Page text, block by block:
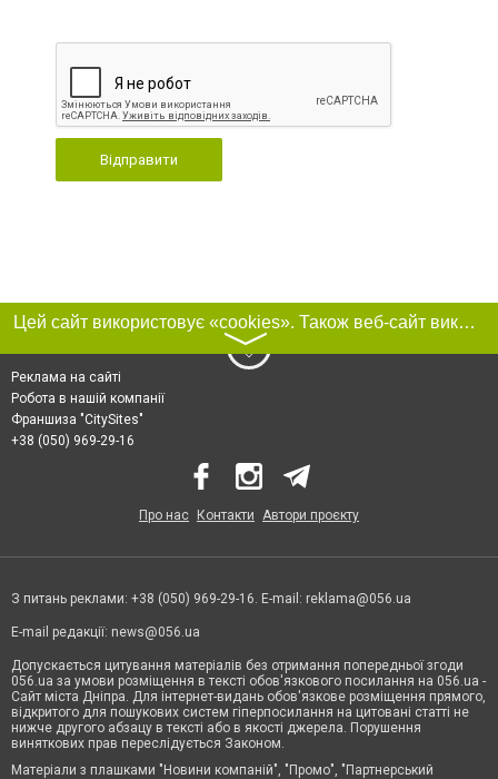
Відправити
Цей сайт використовує «cookies». Також веб-сайт використовує інтернет-сервіс для збору технічних даних стосовно відвідувачів з метою отримання маркетингової та статистичної інформації. Умови обробки даних відвідувачів сайту див.
〉
Реклама на сайті
Робота в нашій компанії
Франшиза "CitySites"
+38 (050) 969-29-16
Про нас Контакти Автори проєкту
З питань реклами: +38 (050) 969-29-16. E-mail: reklama@056.ua
E-mail редакції: news@056.ua
Допускається цитування матеріалів без отримання попередньої згоди
056.ua за умови розміщення в тексті обов'язкового посилання на 056.ua -
Сайт міста Дніпра. Для інтернет-видань обов'язкове розміщення прямого,
відкритого для пошукових систем гіперпосилання на цитовані статті не
нижче другого абзацу в тексті або в якості джерела. Порушення
виняткових прав переслідується Законом.
Матеріали з плашками "Новини компаній", "Промо", "Партнерський